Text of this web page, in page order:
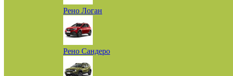
Рено Логан
Рено Сандеро